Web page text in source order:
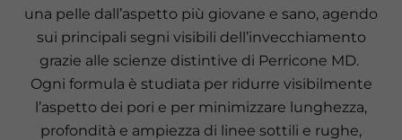
una pelle dall’aspetto più giovane e sano, agendo
sui principali segni visibili dell’invecchiamento
grazie alle scienze distintive di Perricone MD.
Ogni formula è studiata per ridurre visibilmente
l’aspetto dei pori e per minimizzare lunghezza,
profondità e ampiezza di linee sottili e rughe,